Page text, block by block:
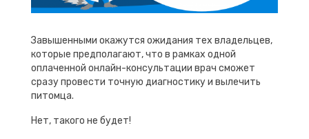
Завышенными окажутся ожидания тех владельцев,
которые предполагают, что в рамках одной
оплаченной онлайн-консультации врач сможет
сразу провести точную диагностику и вылечить
питомца.
Нет, такого не будет!